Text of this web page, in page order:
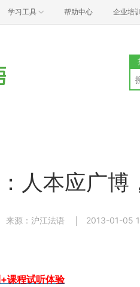
学习工具 帮助中心 企业培训
人本应广博
来源：沪江法语 2013-01-05
+课程试听体验